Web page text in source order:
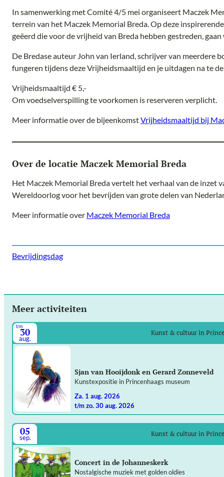
In samenwerking met Comité 4/5 mei organiseert Maczek
terrein van het Maczek Memorial Breda. Op deze
geëerd die voor de vrijheid van Breda hebben gestreden,
De Bredase auteur John van Ierland, schrijver van meerdere
fungeren tijdens deze Vrijheidsmaaltijd en je uitdagen na te
Vrijheidsmaaltijd € 5,-
Om voedselverspilling te voorkomen is reserveren verplicht.
Meer informatie over de bijeenkomstVrijheidsmaaltijd bij
Over de locatie Maczek Memorial Breda
Het Maczek Memorial Breda vertelt het verhaal van de inzet
Wereldoorlog voor het bevrijden van grote delen van
Meer informatie over Maczek Memorial Breda
Bevrijdingsdag
Meer activiteiten
t/m
30
aug.
Kunst & cultuur in
Sjan van Hooijdonk en Gerard Zonneveld
Kunstexpositie in Princenhaags museum
za. 1 aug. 2026
t/m zo. 30 aug. 2026
05
sep. Kunst & cultuur in
Concert in de Johanneskerk
Nostalgische muziek met golden oldies